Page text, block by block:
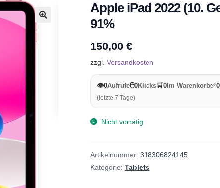
Apple iPad 2022 (10.
91%
150,00€
zzgl.Versandkosten
👁️0Aufrufe🖱️0Klicks🛒0 Im Warenkorb✅0
(letzte 7 Tage)
Nicht vorrätig
Artikelnummer:318306824145
Kategorie:Tablets